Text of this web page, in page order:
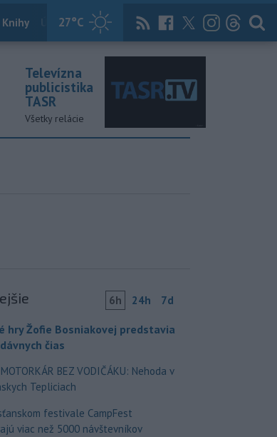
27°C
Knihy Útulkovo Magazín News Now Archív
Televízna
publicistika
TASR
Všetky relácie
6h 24h 7d
hry Žofie Bosniakovej predstavia
čias
BEZ VODIČÁKU: Nehoda v
Tepliciach
festivale CampFest
viac než 5000 návštevníkov